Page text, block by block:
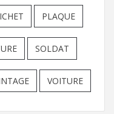
PLAQUE
SOLDAT
VOITURE